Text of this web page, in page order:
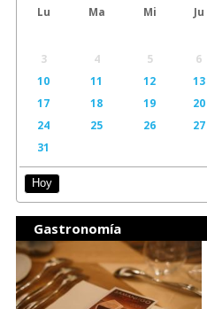
Lu Ma Mi Ju
3
4 5 6
10
11 12 13
17
18 19 20
24
25 26 27
31
Hoy
Gastronomía